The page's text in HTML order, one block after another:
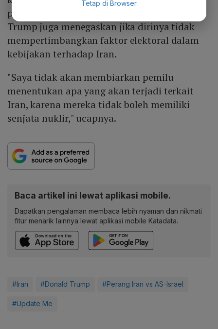
pemilu sela November mendatang. Namun
Trump juga menegaskan jika dirinya tidak
mempertimbangkan faktor elektoral dalam
kebijakan terhadap Iran.
"Saya tidak akan membiarkan pemilu
menentukan apa yang akan terjadi terkait
Iran, karena mereka tidak boleh memiliki
senjata nuklir," ucapnya.
Baca artikel ini lewat aplikasi mobile.
Dapatkan pengalaman membaca lebih nyaman dan nikmati
fitur menarik lainnya lewat aplikasi mobile Katadata.
#Iran #Donald Trump #Perang Iran vs AS-Israel
#Update Me
Tetap di Browser